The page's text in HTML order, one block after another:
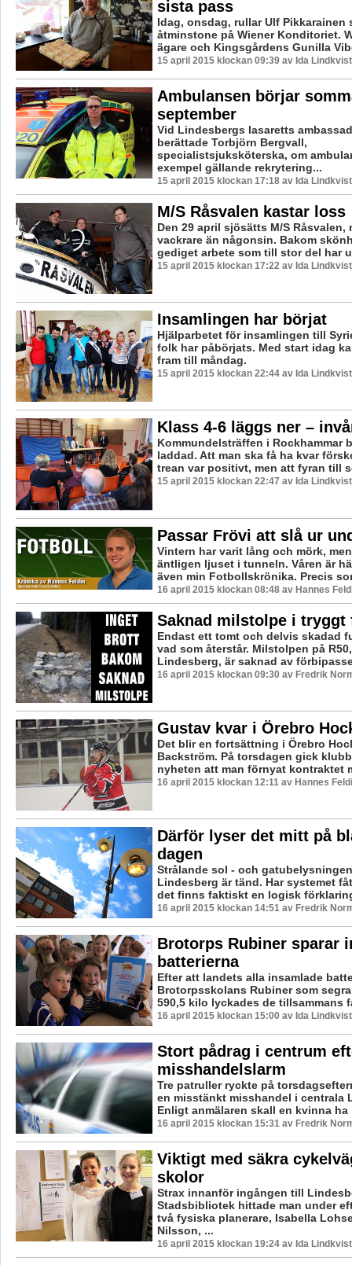
sista pass
Idag, onsdag, rullar Ulf Pikkarainen
åtminstone på Wiener Konditoriet.
ägare och Kingsgårdens Gunilla
15 april 2015 klockan 09:39 av Ida Lindkvist
Ambulansen börjar
september
Vid Lindesbergs lasaretts
berättade Torbjörn Bergvall,
specialistsjuksköterska, om
exempel gällande rekrytering...
15 april 2015 klockan 17:18 av Ida Lindkvist
M/S Råsvalen kastar loss
Den 29 april sjösätts M/S Råsvalen,
vackrare än någonsin. Bakom
gediget arbete som till stor del har
15 april 2015 klockan 17:22 av Ida Lindkvist
Insamlingen har börjat
Hjälparbetet för insamlingen till
folk har påbörjats. Med start idag
fram till måndag.
15 april 2015 klockan 22:44 av Ida Lindkvist
Klass 4-6 läggs ner –
Kommundelsträffen i Rockhammar
laddad. Att man ska få ha kvar
trean var positivt, men att fyran till
15 april 2015 klockan 22:47 av Ida Lindkvist
Passar Frövi att slå ur
Vintern har varit lång och mörk,
äntligen ljuset i tunneln. Våren är
även min Fotbollskrönika. Precis
16 april 2015 klockan 08:48 av Hannes
Saknad milstolpe i tryggt
Endast ett tomt och delvis skadad
vad som återstår. Milstolpen på
Lindesberg, är saknad av
16 april 2015 klockan 09:30 av Fredrik
Gustav kvar i Örebro
Det blir en fortsättning i Örebro
Backström. På torsdagen gick
nyheten att man förnyat kontraktet
16 april 2015 klockan 12:11 av Hannes
Därför lyser det mitt på
dagen
Strålande sol - och
Lindesberg är tänd. Har systemet
det finns faktiskt en logisk
16 april 2015 klockan 14:51 av Fredrik
Brotorps Rubiner sparar
batterierna
Efter att landets alla insamlade
Brotorpsskolans Rubiner som
590,5 kilo lyckades de tillsammans
16 april 2015 klockan 15:00 av Ida Lindkvist
Stort pådrag i centrum
misshandelslarm
Tre patruller ryckte på
en misstänkt misshandel i centrala
Enligt anmälaren skall en kvinna ha
16 april 2015 klockan 15:31 av Fredrik
Viktigt med säkra
skolor
Strax innanför ingången till
Stadsbibliotek hittade man under
två fysiska planerare, Isabella
Nilsson, ...
16 april 2015 klockan 19:24 av Ida Lindkvist